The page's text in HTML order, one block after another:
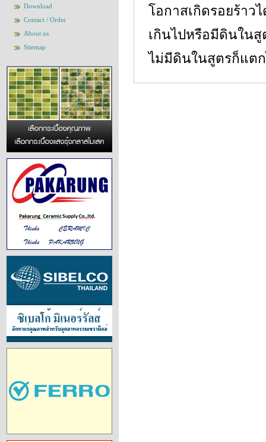
Download
Contact / Order
About us
Sitemap
โอกาสเกิดรอยร้าว
เกินไปหรือมีดินใน
ไม่มีดินในสูตรก็แตก